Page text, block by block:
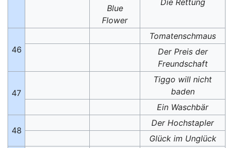
Blue
Flower
46
Tomatenschmaus
Der Preis der
Freundschaft
47
Tiggo will nicht
baden
Ein Waschbär
48
Der Hochstapler
Glück im Unglück